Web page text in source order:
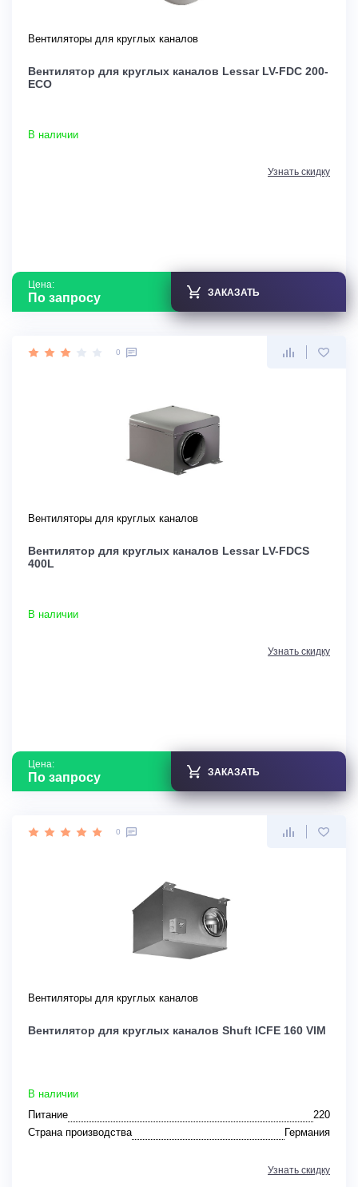
Вентиляторы для круглых каналов
Вентилятор для круглых каналов Lessar LV-FDC 200-
ECO
В наличии
Узнать скидку
Цена:
По запросу ЗАКАЗАТЬ
0
Вентиляторы для круглых каналов
Вентилятор для круглых каналов Lessar LV-FDCS
400L
В наличии
Узнать скидку
Цена:
По запросу ЗАКАЗАТЬ
0
Вентиляторы для круглых каналов
Вентилятор для круглых каналов Shuft ICFE 160 VIM
В наличии
Питание
220
Страна производства
Германия
Узнать скидку